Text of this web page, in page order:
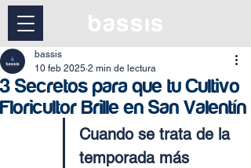
3 Secretos para que tu Cultivo
Floricultor Brille en San Valentín
bassis
10 feb 2025 2 min de lectura
Cuando se trata de la
temporada más